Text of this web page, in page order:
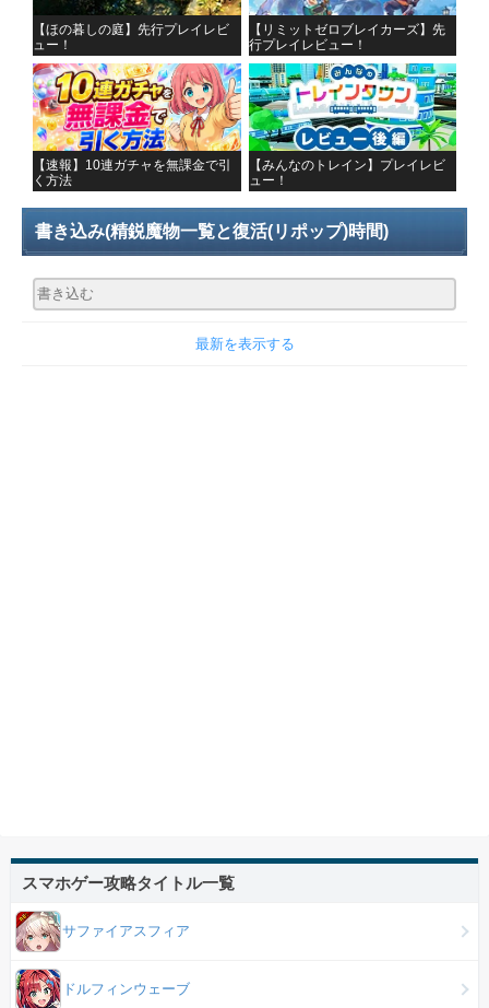
【ほの暮しの庭】先行プレイレビ
ュー！
【リミットゼロブレイカーズ】先
行プレイレビュー！
【速報】10連ガチャを無課金で引
く方法
【みんなのトレイン】プレイレビ
ュー！
書き込み(精鋭魔物一覧と復活(リポップ)時間)
最新を表示する
スマホゲー攻略タイトル一覧
サファイアスフィア
ドルフィンウェーブ